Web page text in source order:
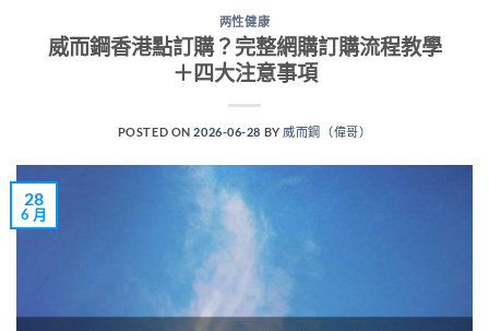
两性健康
威而鋼香港點訂購？完整網購訂購流程教學
＋四大注意事項
POSTED ON2026-06-28 BY 威而鋼（偉哥）
28
6 月